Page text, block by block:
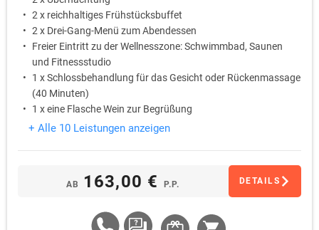
2 x reichhaltiges Frühstücksbuffet
2 x Drei-Gang-Menü zum Abendessen
Freier Eintritt zu der Wellnesszone: Schwimmbad, Saunen
und Fitnessstudio
1 x Schlossbehandlung für das Gesicht oder Rückenmassage
(40 Minuten)
1 x eine Flasche Wein zur Begrüßung
+ Alle 10 Leistungen anzeigen
AB 163,00 € P.P. DETAILS